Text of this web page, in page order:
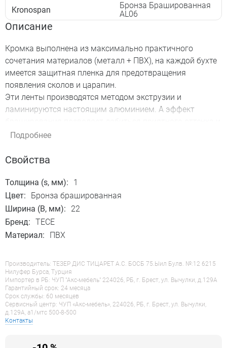
Kronospan
Бронза Брашированная
AL06
Описание
Кромка выполнена из максимально практичного
сочетания материалов (металл + ПВХ), на каждой бухте
имеется защитная пленка для предотвращения
появления сколов и царапин.
Эти ленты производятся методом экструзии и
ламинируются настоящим алюминием. А эффект
приглушить излишний блеск.
подвержена царапинам и загрязнениям.
Подробнее
Свойства
Толщина (s, мм):
1
Цвет:
Бронза брашированная
Ширина (B, мм):
22
Бренд: TECE
Материал:
ПВХ
Производитель: ТЕЗЕР ДИС ТИЦАРЕТ А.С. БОСБ 75.Ыил Булв. №:12 6215
Нилуфер Бурса, Турция
Импортер в РБ: ЧУП "Акс-мебель" 224026, РБ, г. Брест, ул. Вычулки, д.129А
Гарантийный срок: 24 месяца
Срок службы: 60 месяцев
Сервисный центр: ЧУП «Акс-мебель», 224026, РБ, г. Брест, ул. Вычулки,
д.129А, a1/мтс 500-8-500
Контакты